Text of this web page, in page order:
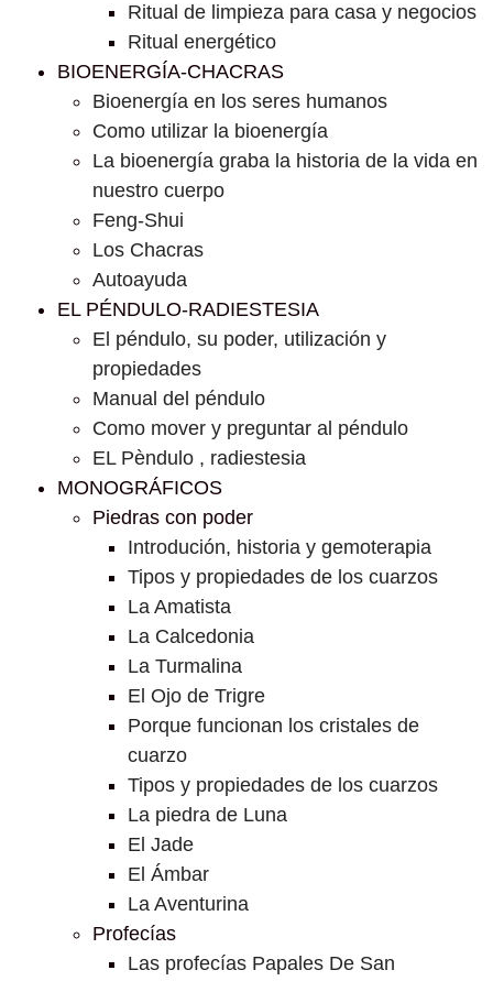
Ritual de limpieza para casa y negocios
Ritual energético
BIOENERGÍA-CHACRAS
Bioenergía en los seres humanos
Como utilizar la bioenergía
La bioenergía graba la historia de la vida en
nuestro cuerpo
Feng-Shui
Los Chacras
Autoayuda
EL PÉNDULO-RADIESTESIA
El péndulo, su poder, utilización y
propiedades
Manual del péndulo
Como mover y preguntar al péndulo
EL Pèndulo , radiestesia
MONOGRÁFICOS
Piedras con poder
Introdución, historia y gemoterapia
Tipos y propiedades de los cuarzos
La Amatista
La Calcedonia
La Turmalina
El Ojo de Trigre
Porque funcionan los cristales de
cuarzo
Tipos y propiedades de los cuarzos
La piedra de Luna
El Jade
El Ámbar
La Aventurina
Profecías
Las profecías Papales De San